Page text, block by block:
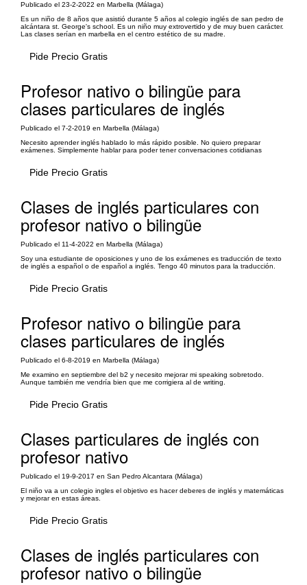
Publicado el 23-2-2022 en Marbella (Málaga)
Es un niño de 8 años que asistió durante 5 años al colegio inglés de san pedro de
alcántara st. George's school. Es un niño muy extrovertido y de muy buen carácter.
Las clases serían en marbella en el centro estético de su madre.
Pide Precio Gratis
Profesor nativo o bilingüe para
clases particulares de inglés
Publicado el 7-2-2019 en Marbella (Málaga)
Necesito aprender inglés hablado lo más rápido posible. No quiero preparar
exámenes. Simplemente hablar para poder tener conversaciones cotidianas
Pide Precio Gratis
Clases de inglés particulares con
profesor nativo o bilingüe
Publicado el 11-4-2022 en Marbella (Málaga)
Soy una estudiante de oposiciones y uno de los exámenes es traducción de texto
de inglés a español o de español a inglés. Tengo 40 minutos para la traducción.
Pide Precio Gratis
Profesor nativo o bilingüe para
clases particulares de inglés
Publicado el 6-8-2019 en Marbella (Málaga)
Me examino en septiembre del b2 y necesito mejorar mi speaking sobretodo.
Aunque también me vendría bien que me corrigiera al de writing.
Pide Precio Gratis
Clases particulares de inglés con
profesor nativo
Publicado el 19-9-2017 en San Pedro Alcantara (Málaga)
El niño va a un colegio ingles el objetivo es hacer deberes de inglés y matemáticas
y mejorar en estas áreas.
Pide Precio Gratis
Clases de inglés particulares con
profesor nativo o bilingüe